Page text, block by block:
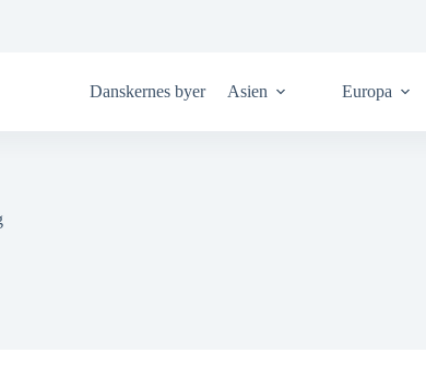
Danskernes byer Asien Europa